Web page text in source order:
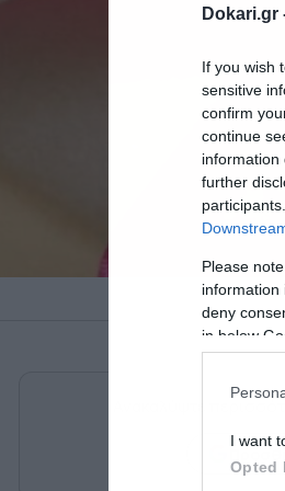
Dokari.gr
If you wish
sensitive
confirm
continue
information
further
Please
information
deny
in below
I want
Opted
Ανακαλύψτε